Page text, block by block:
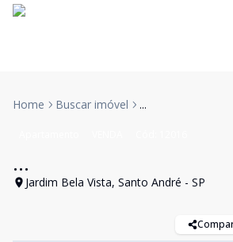
Home Buscar imóvel ...
...
Jardim Bela Vista, Santo André - SP